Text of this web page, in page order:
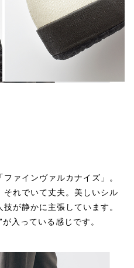
ァインヴァルカナイズ」。
それでいて丈夫。美しいシル
が静かに主張しています。
入っている感じです。